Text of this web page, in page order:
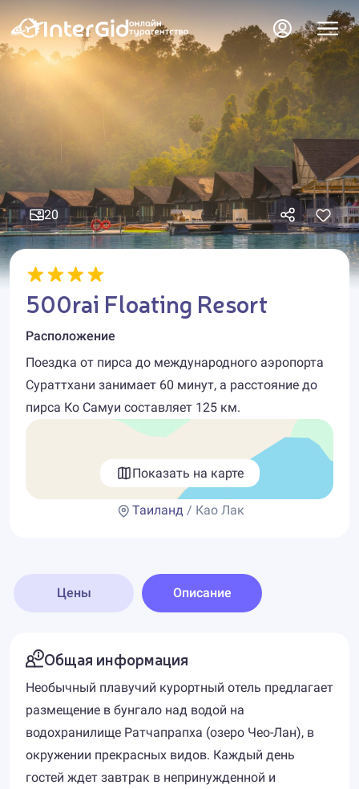
20
500rai Floating Resort
Расположение
Поездка от пирса до международного аэропорта
Сураттхани занимает 60 минут, а расстояние до
пирса Ко Самуи составляет 125 км.
Показать на карте
Таиланд/ Као Лак
Цены Описание
Общая информация
Необычный плавучий курортный отель предлагает
размещение в бунгало над водой на
водохранилище Ратчапрапха (озеро Чео-Лан), в
окружении прекрасных видов. Каждый день
гостей ждет завтрак в непринужденной и